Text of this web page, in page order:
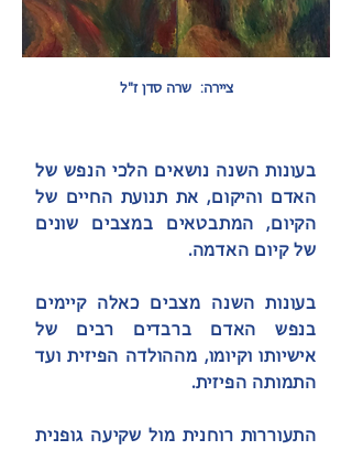
ציירה: שרה סדן ז"ל
בעונות השנה נושאים הלכי הנפש של
האדם והיקום, את תנועת החיים של
הקיום, המתבטאים במצבים שונים
של קיום האדמה.
בעונות השנה מצבים כאלה קיימים
בנפש האדם ברבדים רבים של
אישיותו וקיומו, מההולדה הפיזית ועד
התמותה הפיזית.
התעוררות רוחנית מול שקיעה גופנית